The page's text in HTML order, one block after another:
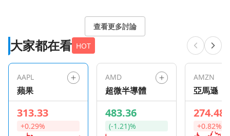
查看更多討論
大家都在看 HOT
AAPL
蘋果
313.33
+0.29%
AMD
超微半導體
483.36
(-1.21)%
AMZN
亞馬遜
274.48
+0.82%